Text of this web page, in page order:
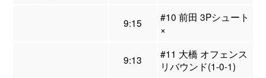
9:15
#10 前田 3Pシュート
×
9:13
#11 大橋 オフェンス
リバウンド(1-0-1)